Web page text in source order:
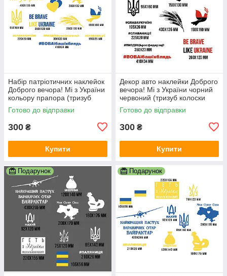
Набір патріотичних наклейок
Доброго вечора! Мі з України
кольору прапора (тризуб
колоски голуб слава Україні)
матова
Готово до відправки
300 ₴
Купити
Декор авто наклейки Доброго
вечора! Мі з України чорний
червоний (тризуб колоски
голуб слава України) матова
Готово до відправки
300 ₴
Купити
Подарунок Подарунок